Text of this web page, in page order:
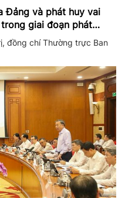
Đảng và phát huy vai
giai đoạn phát
đồng chí Thường trực Ban